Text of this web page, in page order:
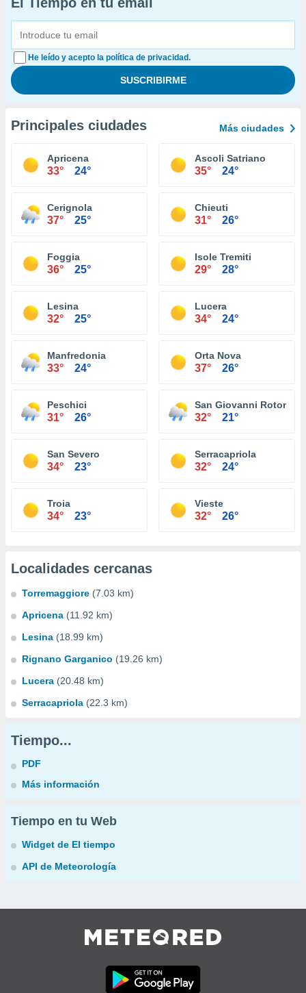
He leído y acepto la política de privacidad.
Principales ciudades Más ciudades
Apricena
33° 24°
Ascoli Satriano
35° 24°
Cerignola
37° 25°
Chieuti
31° 26°
Foggia
36° 25°
Isole Tremiti
29° 28°
Lesina
32° 25°
Lucera
34° 24°
Manfredonia
33° 24°
Orta Nova
37° 26°
Peschici
31° 26°
San Giovanni Rotondo
32° 21°
San Severo
34° 23°
Serracapriola
32° 24°
Troia
34° 23°
Vieste
32° 26°
Localidades cercanas
Torremaggiore (7.03 km)
Apricena (11.92 km)
Lesina (18.99 km)
Rignano Garganico (19.26 km)
Lucera (20.48 km)
Serracapriola (22.3 km)
Tiempo...
PDF
Más información
Tiempo en tu Web
Widget de El tiempo
API de Meteorología